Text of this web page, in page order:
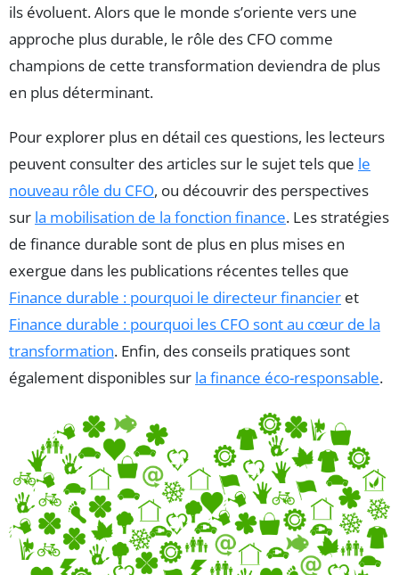
ils évoluent. Alors que le monde s’oriente vers une
approche plus durable, le rôle des CFO comme
champions de cette transformation deviendra de plus
en plus déterminant.
Pour explorer plus en détail ces questions, les lecteurs
peuvent consulter des articles sur le sujet tels que le
nouveau rôle du CFO, ou découvrir des perspectives
sur la mobilisation de la fonction finance. Les stratégies
de finance durable sont de plus en plus mises en
exergue dans les publications récentes telles que
Finance durable : pourquoi le directeur financier et
Finance durable : pourquoi les CFO sont au cœur de la
transformation. Enfin, des conseils pratiques sont
également disponibles sur la finance éco-responsable.